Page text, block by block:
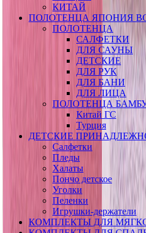
КИТАЙ
ПОЛОТЕНЦА ЯПОНИЯ
ПОЛОТЕНЦА
САЛФЕТКИ
ДЛЯ САУНЫ
ДЕТСКИЕ
ДЛЯ РУК
ДЛЯ БАНИ
ДЛЯ ЛИЦА
ПОЛОТЕНЦА
Китай ГС
Турция
ДЕТСКИЕ
Салфетки
Пледы
Халаты
Пончо детское
Уголки
Пеленки
Игрушки-держатели
КОМПЛЕКТЫ ДЛЯ